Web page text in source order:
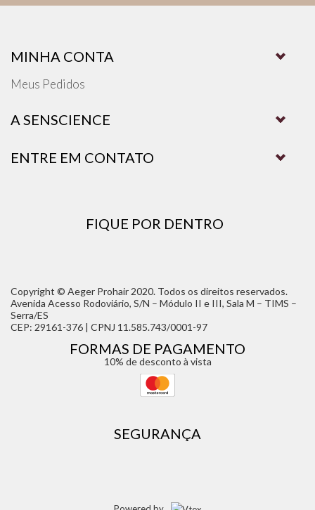
MINHA CONTA
Meus Pedidos
A SENSCIENCE
ENTRE EM CONTATO
FIQUE POR DENTRO
Copyright © Aeger Prohair 2020. Todos os direitos reservados.
Avenida Acesso Rodoviário, S/N – Módulo II e III, Sala M – TIMS –
Serra/ES
CEP: 29161-376 | CPNJ 11.585.743/0001-97
FORMAS DE PAGAMENTO
10% de desconto à vista
SEGURANÇA